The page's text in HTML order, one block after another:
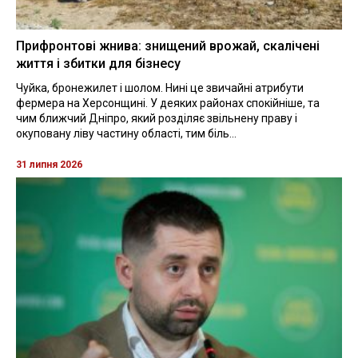
Прифронтові жнива: знищений врожай, скалічені
життя і збитки для бізнесу
Чуйка, бронежилет і шолом. Нині це звичайні атрибути
фермера на Херсонщині. У деяких районах спокійніше, та
чим ближчий Дніпро, який розділяє звільнену праву і
окуповану ліву частину області, тим біль...
31 липня 2026